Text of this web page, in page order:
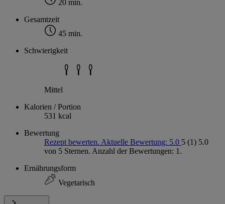
20 min.
Gesamtzeit
45 min.
Schwierigkeit
Mittel
Kalorien / Portion
531 kcal
Bewertung
Rezept bewerten. Aktuelle Bewertung: 5.0 5 (1) 5.0
von 5 Sternen. Anzahl der Bewertungen: 1.
Ernährungsform
Vegetarisch